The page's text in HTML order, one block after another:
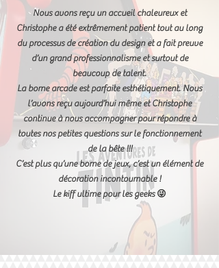
Nous avons reçu un accueil chaleureux et
Christophe a été extrêmement patient tout au long
du processus de création du design et a fait preuve
d’un grand professionnalisme et surtout de
beaucoup de talent.
La borne arcade est parfaite esthétiquement. Nous
l’avons reçu aujourd’hui même et Christophe
continue à nous accompagner pour répondre à
toutes nos petites questions sur le fonctionnement
de la bête !!!
C’est plus qu’une borne de jeux, c’est un élément de
décoration incontournable !
Le kiff ultime pour les geeks 😜